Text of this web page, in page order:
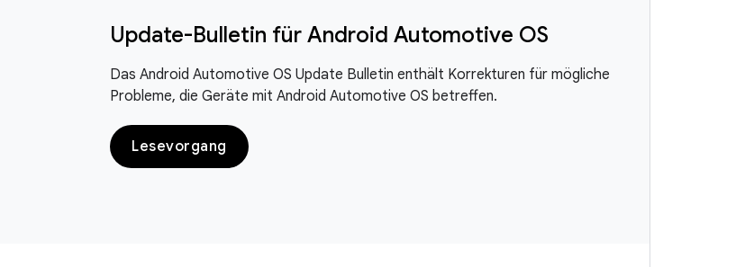
Update-Bulletin für Android Automotive OS
Das Android Automotive OS Update Bulletin enthält Korrekturen für mögliche
Probleme, die Geräte mit Android Automotive OS betreffen.
Lesevorgang